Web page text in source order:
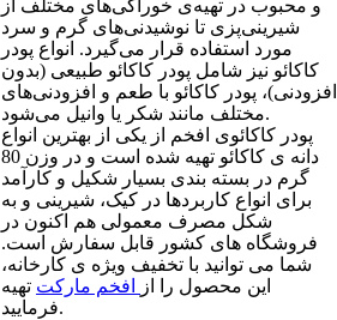
و محبوب در تهیه‌ی خوراکی‌های مختلف از
شیرینی‌پزی تا نوشیدنی‌های گرم و سرد
مورد استفاده قرار می‌گیرد. انواع پودر
کاکائو نیز شامل پودر کاکائو طبیعی (بدون
افزودنی)، پودر کاکائو با طعم و افزودنی‌های
مختلف مانند شکر یا وانیل می‌شود.
پودر کاکائوی افخم از یکی از بهترین انواع
دانه ی کاکائو تهیه شده است و در وزن 80
گرم در بسته بندی بسیار شکیل و کارآمد
برای انواع کاربردها در کیک، شیرینی و به
شکل مصرف معمولی هم اکنون در
فروشگاه های کشور قابل سفارش است.
شما می توانید با تخفیف ویژه ی کارخانه،
این محصول را از
افخم مارکت تهیه
فرمایید.